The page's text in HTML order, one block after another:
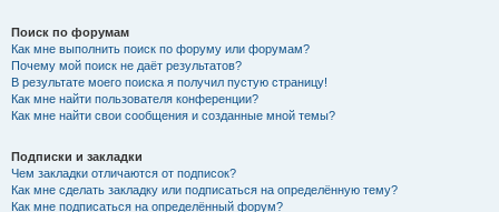
Поиск по форумам
Как мне выполнить поиск по форуму или форумам?
Почему мой поиск не даёт результатов?
В результате моего поиска я получил пустую страницу!
Как мне найти пользователя конференции?
Как мне найти свои сообщения и созданные мной темы?
Подписки и закладки
Чем закладки отличаются от подписок?
Как мне сделать закладку или подписаться на определённую тему?
Как мне подписаться на определённый форум?